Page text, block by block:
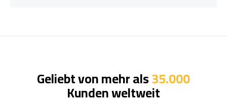
Geliebt von mehr als35.000
Kunden weltweit